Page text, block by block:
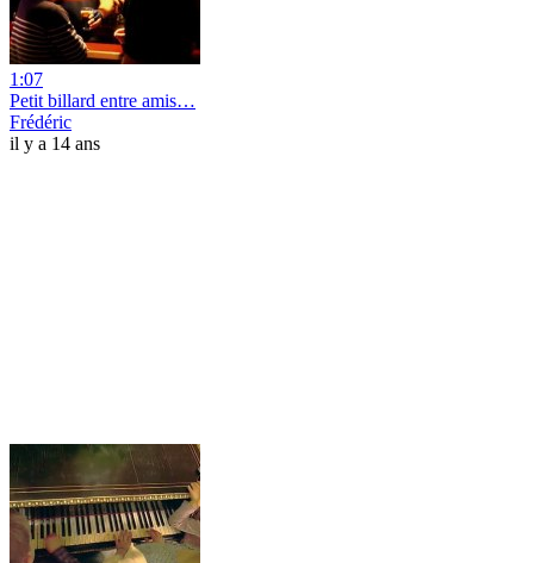
1:07
Petit billard entre amis…
Frédéric
il y a 14 ans